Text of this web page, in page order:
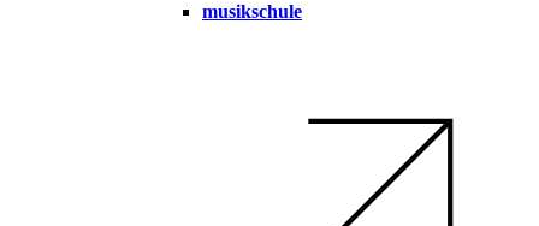
musikschule